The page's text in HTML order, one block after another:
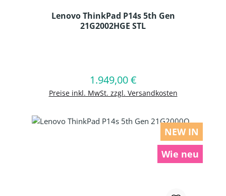
Lenovo ThinkPad P14s 5th Gen
21G2002HGE STL
Regulärer Preis:
1.949,00 €
Preise inkl. MwSt. zzgl. Versandkosten
In den Warenkorb
NEW IN
Wie neu